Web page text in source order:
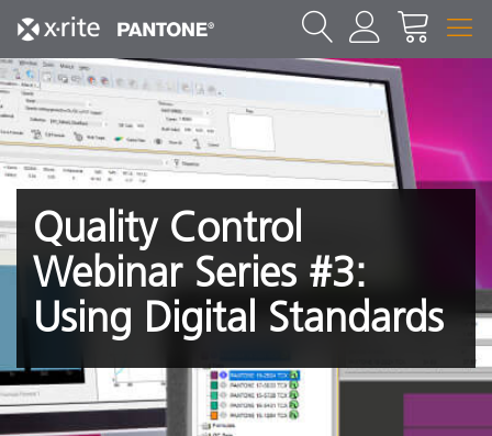
Quality Control
Webinar Series #3:
Using Digital Standards